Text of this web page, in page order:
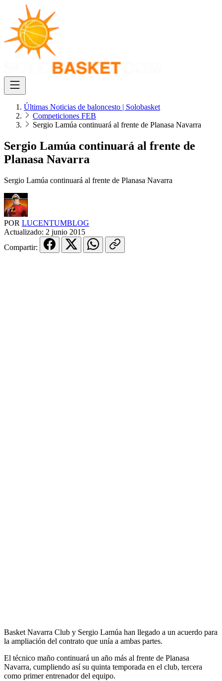
Últimas Noticias de baloncesto | Solobasket
Competiciones FEB
Sergio Lamúa continuará al frente de Planasa Navarra
Sergio Lamúa continuará al frente de
Planasa Navarra
Sergio Lamúa continuará al frente de Planasa Navarra
POR LUCENTUMBLOG
Actualizado: 2 junio 2015
Compartir:
Basket Navarra Club y Sergio Lamúa han llegado a un acuerdo para
la ampliación del contrato que unía a ambas partes.
El técnico maño continuará un año más al frente de Planasa
Navarra, cumpliendo así su quinta temporada en el club, tercera
como primer entrenador del equipo.